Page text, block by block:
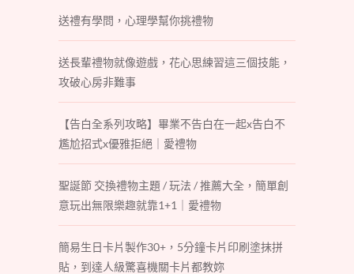
送禮有學問，心理學幫你挑禮物
送長輩禮物就像遊戲，花心思練習這三個技能，
攻破心房非難事
【告白全系列攻略】畢業不告白在一起x告白不
尷尬招式x優雅拒絕｜愛禮物
聖誕節 交換禮物主題 / 玩法 / 推薦大全，簡單創
意玩出無限樂趣就靠1+1｜愛禮物
簡易生日卡片製作30+，5分鐘卡片印刷塗抹拼
貼，到達人級驚喜機關卡片都教妳